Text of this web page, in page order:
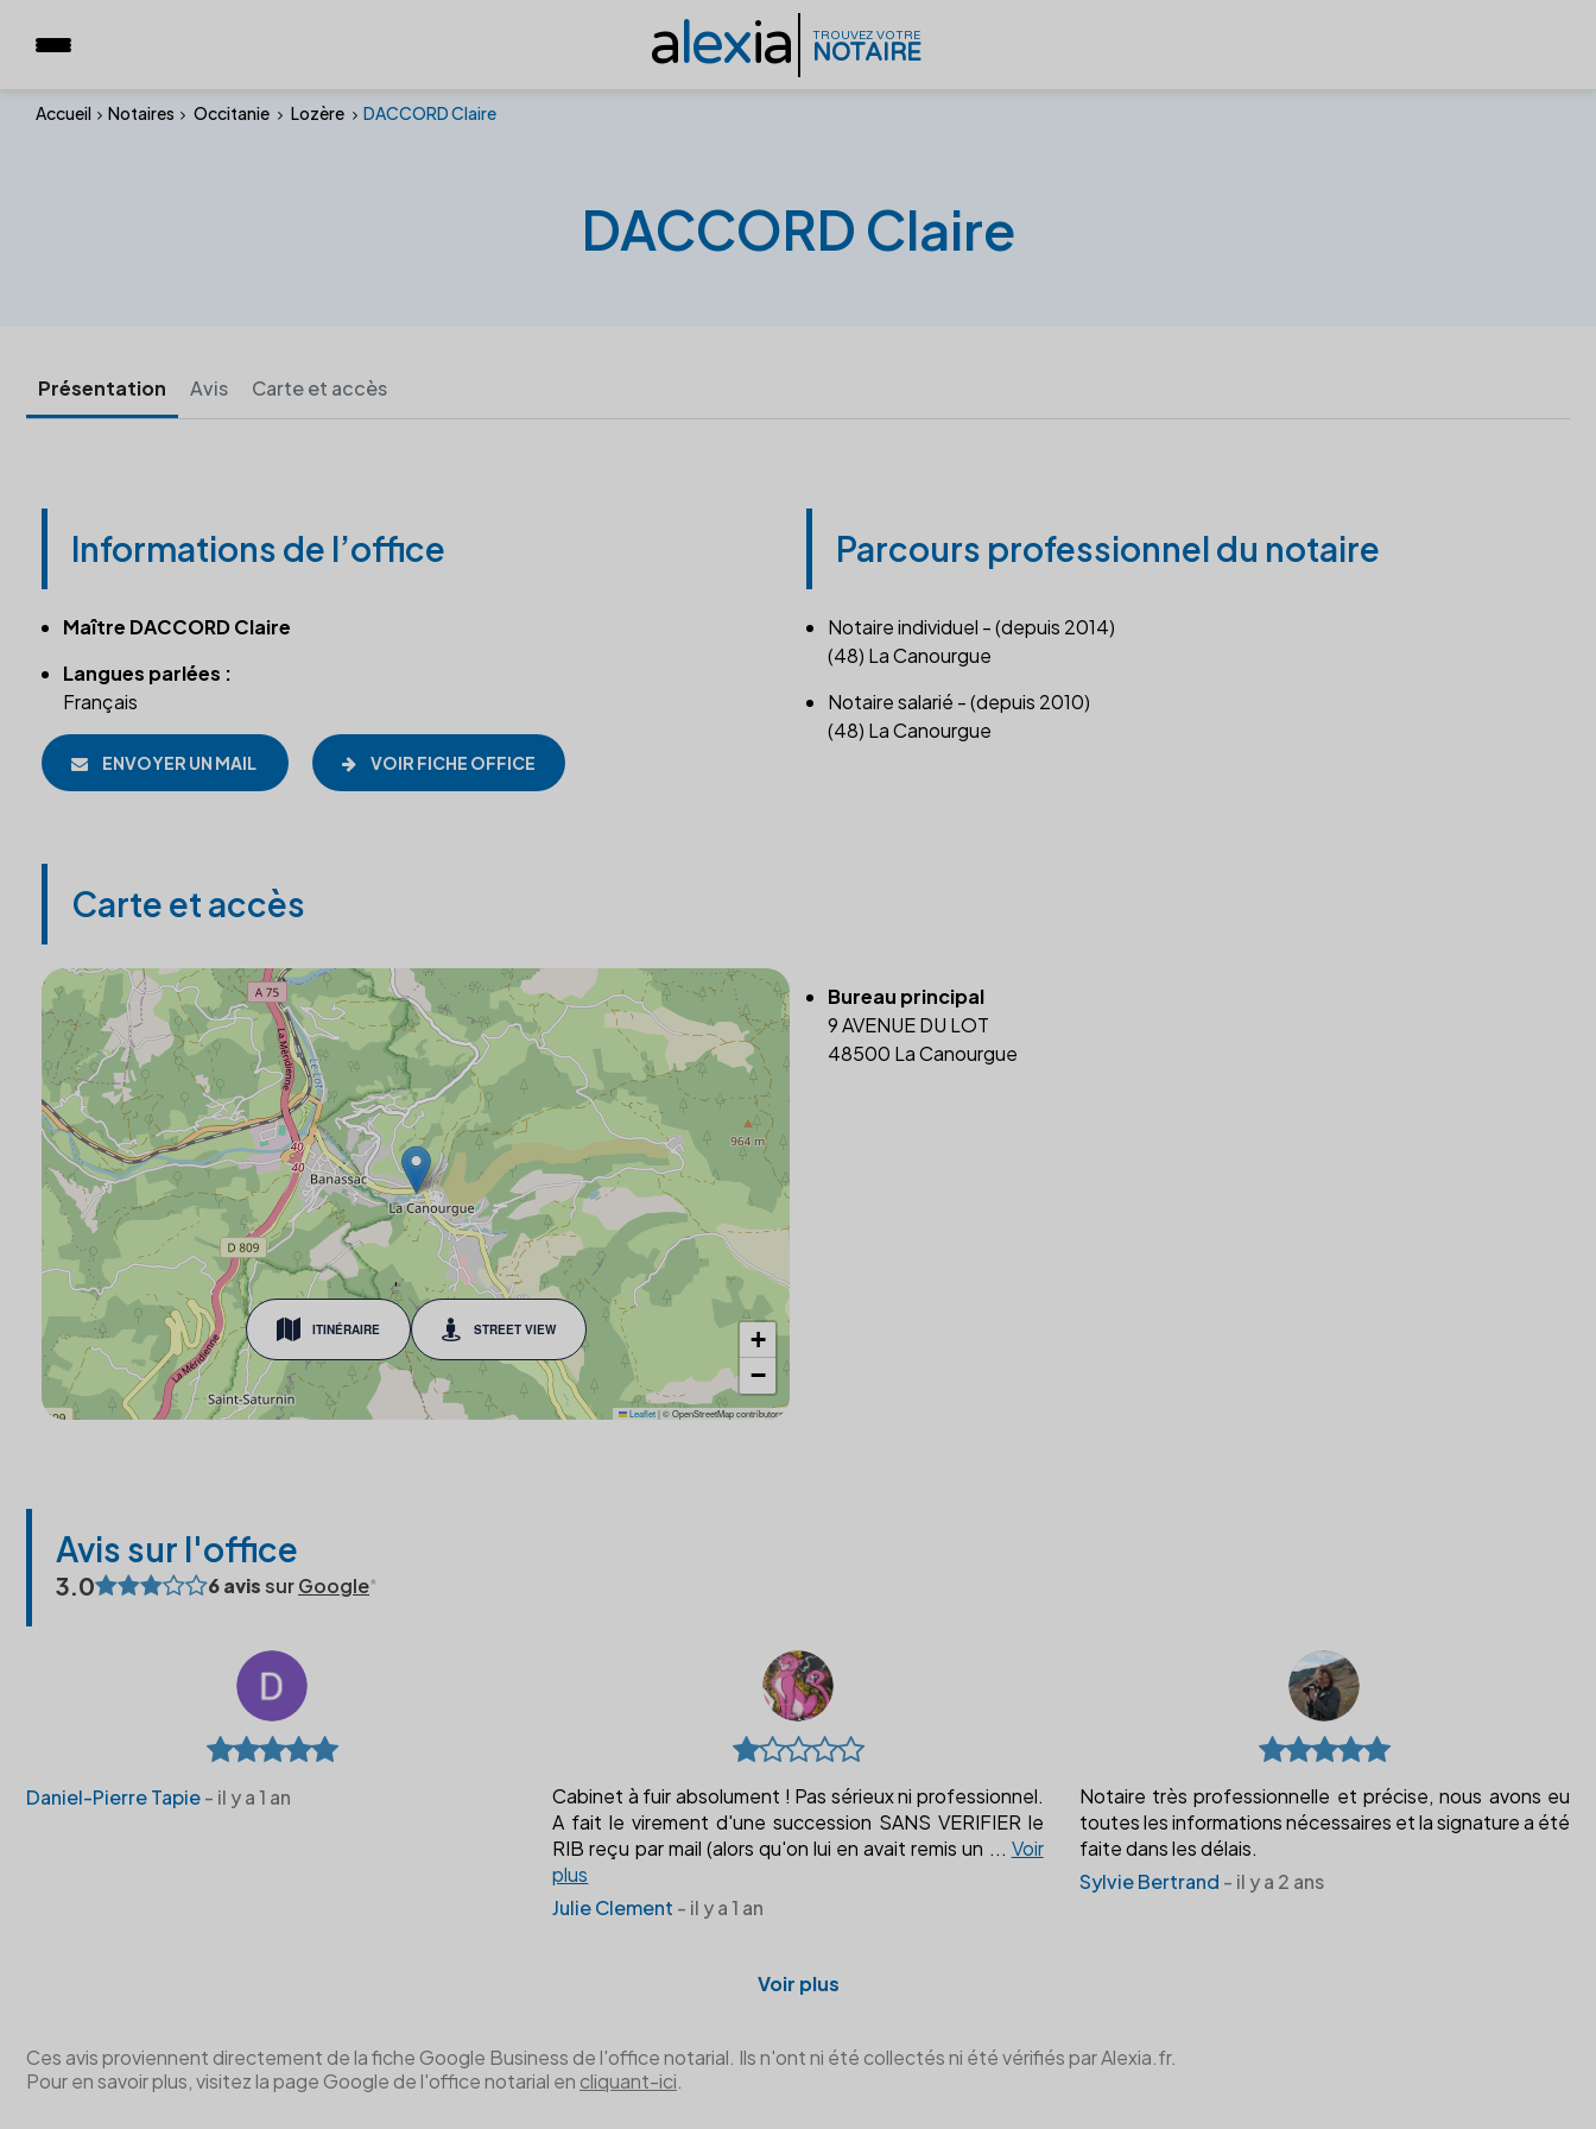
alexia TROUVEZ VOTRE
NOTAIRE
Accueil Notaires Occitanie Lozère DACCORD Claire
DACCORD Claire
Présentation Avis Carte et accès
Informations de l’office
Maître DACCORD Claire
Langues parlées :
Français
ENVOYER UN MAIL VOIR FICHE OFFICE
Parcours professionnel du notaire
Notaire individuel - (depuis 2014)
(48) La Canourgue
Notaire salarié - (depuis 2010)
(48) La Canourgue
Carte et accès
ITINÉRAIRE STREET VIEW
+
−
Leaflet |© OpenStreetMap contributors
Bureau principal
9 AVENUE DU LOT
48500 La Canourgue
Avis sur l'office
3.0 6 avissurGoogle
Daniel-Pierre Tapie- il y a 1 an
Cabinet à fuir absolument ! Pas sérieux ni professionnel.
A fait le virement d'une succession SANS VERIFIER le
RIB reçu par mail (alors qu'on lui en avait remis un ... Voir
plus
Julie Clement - il y a 1 an
Notaire très professionnelle et précise, nous avons eu
toutes les informations nécessaires et la signature a été
faite dans les délais.
Sylvie Bertrand - il y a 2 ans
Voir plus
Ces avis proviennent directement de la fiche Google Business de l'office notarial. Ils n'ont ni été collectés ni été vérifiés par Alexia.fr.
Pour en savoir plus, visitez la page Google de l'office notarial en cliquant-ici.